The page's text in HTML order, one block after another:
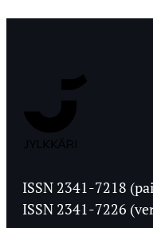
Ylioppilaslehti
ISSN 2341-7218
ISSN 2341-7226